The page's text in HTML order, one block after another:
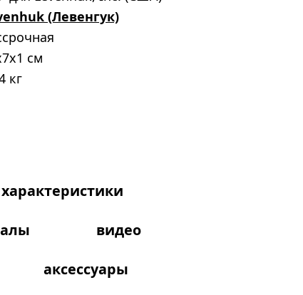
(Левенгук)
см
кг
характеристики
видео
аксессуары